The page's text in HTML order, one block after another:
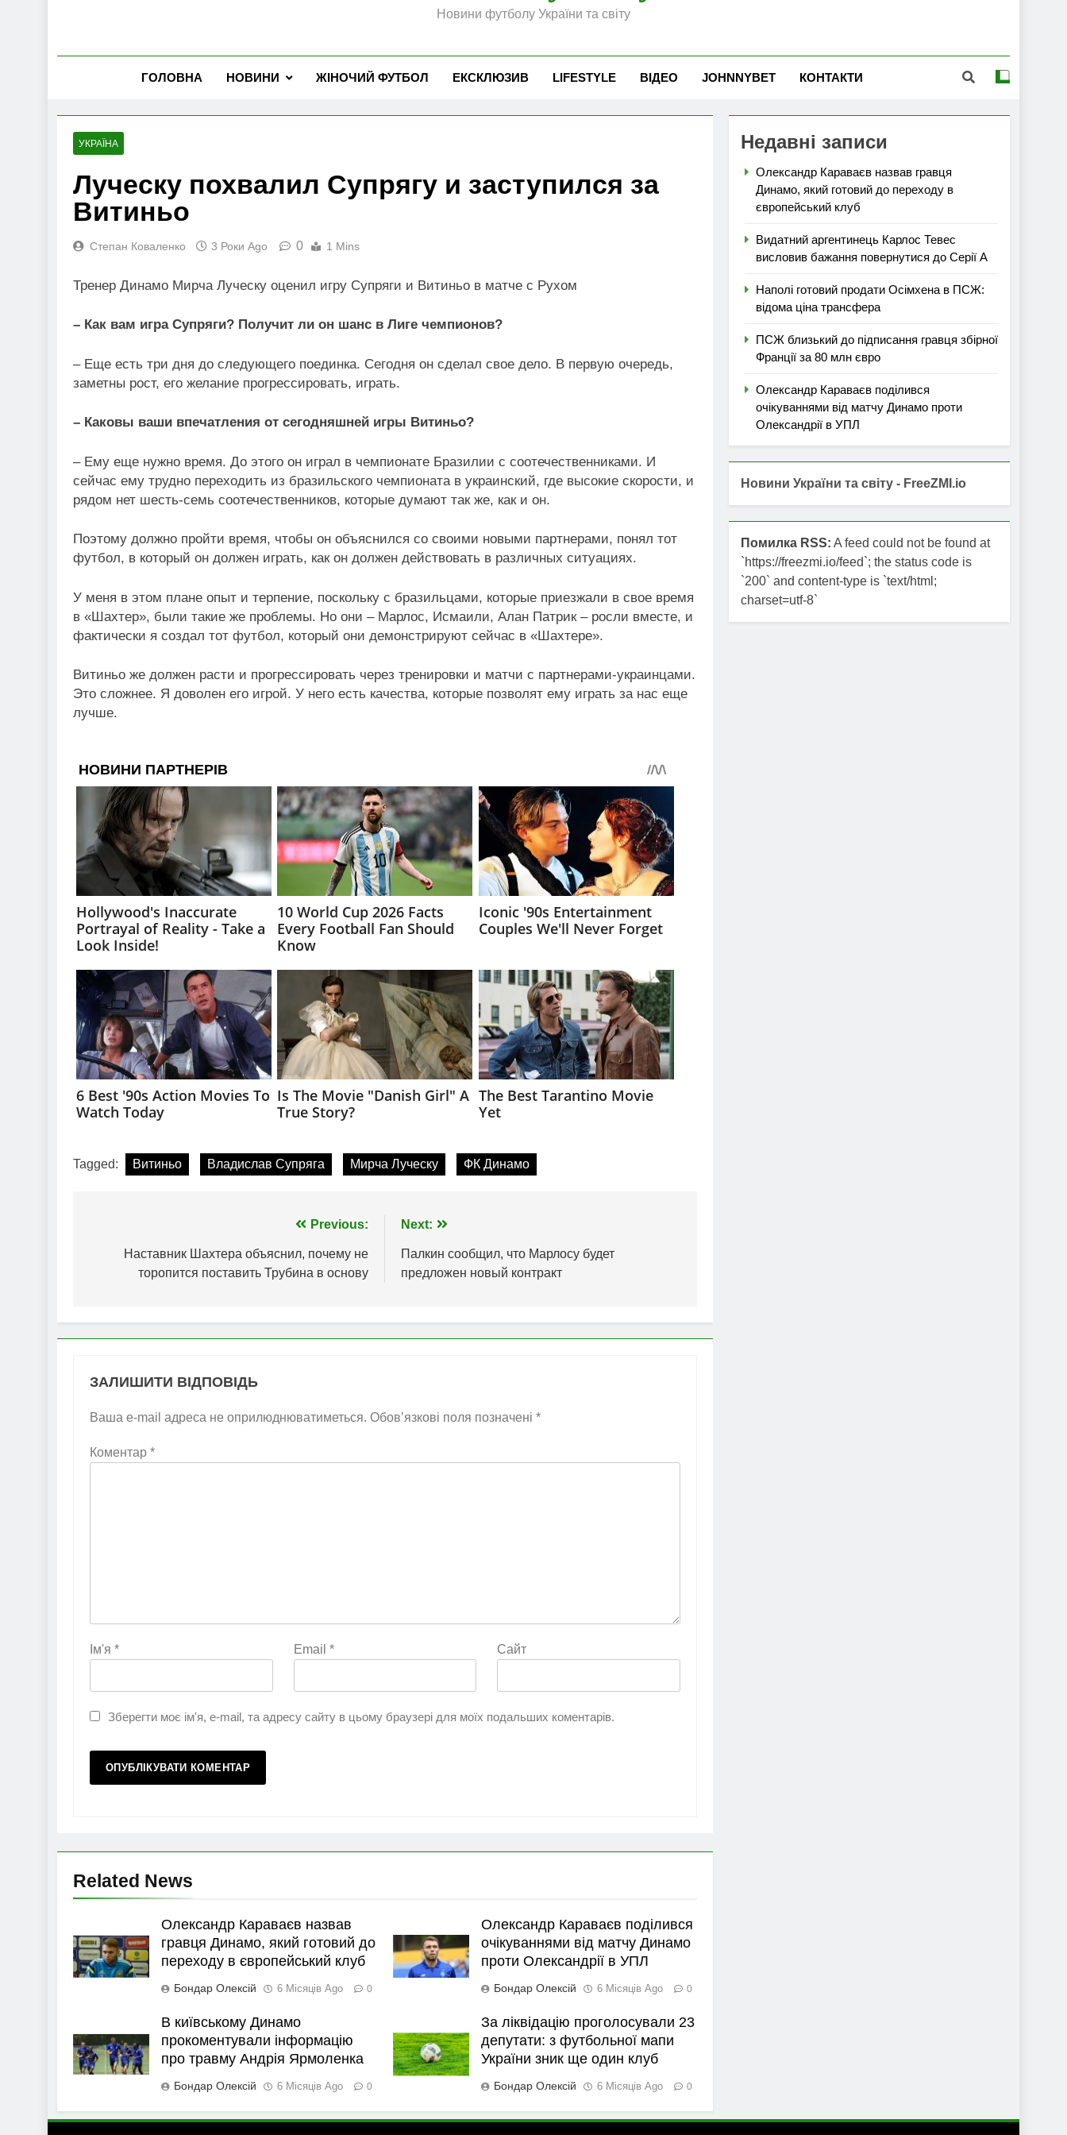
Новини футболу України та світу
ГОЛОВНА НОВИНИ ЖІНОЧИЙ ФУТБОЛ ЕКСКЛЮЗИВ LIFESTYLE ВІДЕО JOHNNYBET КОНТАКТИ
УКРАЇНА
Луческу похвалил Супрягу и заступился за
Витиньо
Степан Коваленко 3 Роки Ago 0 1 Mins
Тренер Динамо Мирча Луческу оценил игру Супряги и Витиньо в матче с Рухом
– Как вам игра Супряги? Получит ли он шанс в Лиге чемпионов?
– Еще есть три дня до следующего поединка. Сегодня он сделал свое дело. В первую очередь,
заметны рост, его желание прогрессировать, играть.
– Каковы ваши впечатления от сегодняшней игры Витиньо?
– Ему еще нужно время. До этого он играл в чемпионате Бразилии с соотечественниками. И
сейчас ему трудно переходить из бразильского чемпионата в украинский, где высокие скорости, и
рядом нет шесть-семь соотечественников, которые думают так же, как и он.
Поэтому должно пройти время, чтобы он объяснился со своими новыми партнерами, понял тот
футбол, в который он должен играть, как он должен действовать в различных ситуациях.
У меня в этом плане опыт и терпение, поскольку с бразильцами, которые приезжали в свое время
в «Шахтер», были такие же проблемы. Но они – Марлос, Исмаили, Алан Патрик – росли вместе, и
фактически я создал тот футбол, который они демонстрируют сейчас в «Шахтере».
Витиньо же должен расти и прогрессировать через тренировки и матчи с партнерами-украинцами.
Это сложнее. Я доволен его игрой. У него есть качества, которые позволят ему играть за нас еще
лучше.
Tagged: Витиньо Владислав Супряга Мирча Луческу ФК Динамо
записів
Previous:
Наставник Шахтера объяснил, почему не
торопится поставить Трубина в основу
Next:
Палкин сообщил, что Марлосу будет
предложен новый контракт
ЗАЛИШИТИ ВІДПОВІДЬ
Ваша e-mail адреса не оприлюднюватиметься. Обов’язкові поля позначені *
Коментар *
Ім'я * Email * Сайт
Зберегти моє ім'я, e-mail, та адресу сайту в цьому браузері для моїх подальших коментарів.
Related News
Олександр Караваєв назвав
гравця Динамо, який готовий до
переходу в європейський клуб
Бондар Олексій 6 Місяців Ago 0
Олександр Караваєв поділився
очікуваннями від матчу Динамо
проти Олександрії в УПЛ
Бондар Олексій 6 Місяців Ago 0
В київському Динамо
прокоментували інформацію
про травму Андрія Ярмоленка
Бондар Олексій 6 Місяців Ago 0
За ліквідацію проголосували 23
депутати: з футбольної мапи
України зник ще один клуб
Бондар Олексій 6 Місяців Ago 0
Недавні записи
Олександр Караваєв назвав гравця
Динамо, який готовий до переходу в
європейський клуб
Видатний аргентинець Карлос Тевес
висловив бажання повернутися до Серії А
Наполі готовий продати Осімхена в ПСЖ:
відома ціна трансфера
ПСЖ близький до підписання гравця збірної
Франції за 80 млн євро
Олександр Караваєв поділився
очікуваннями від матчу Динамо проти
Олександрії в УПЛ
Новини України та світу - FreeZMI.io
Помилка RSS: A feed could not be found at
`https://freezmi.io/feed`; the status code is
`200` and content-type is `text/html;
charset=utf-8`